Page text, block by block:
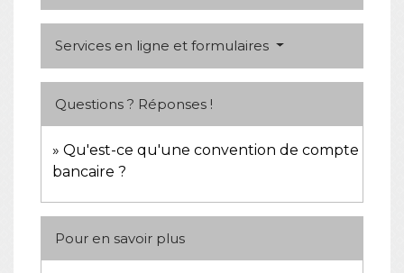
Services en ligne et formulaires
Questions ? Réponses !
Qu'est-ce qu'une convention de compte
bancaire ?
Pour en savoir plus